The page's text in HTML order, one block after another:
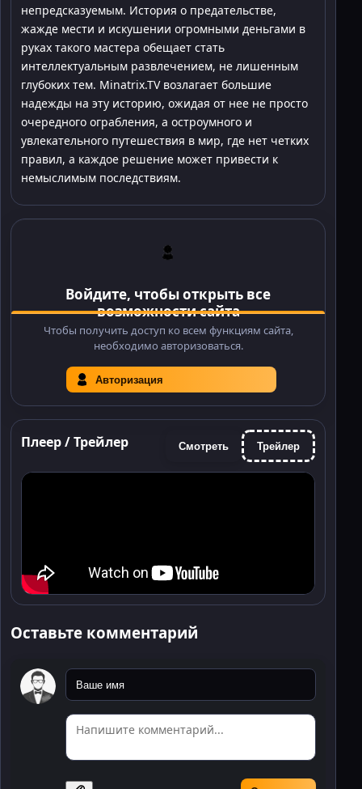
непредсказуемым. История о предательстве,
жажде мести и искушении огромными деньгами в
руках такого мастера обещает стать
интеллектуальным развлечением, не лишенным
глубоких тем. Minatrix.TV возлагает большие
надежды на эту историю, ожидая от нее не просто
очередного ограбления, а остроумного и
увлекательного путешествия в мир, где нет четких
правил, а каждое решение может привести к
немыслимым последствиям.
Войдите, чтобы открыть все
возможности сайта
Чтобы получить доступ ко всем функциям сайта,
необходимо авторизоваться.
Авторизация
Плеер / Трейлер Смотреть Трейлер
Оставьте комментарий